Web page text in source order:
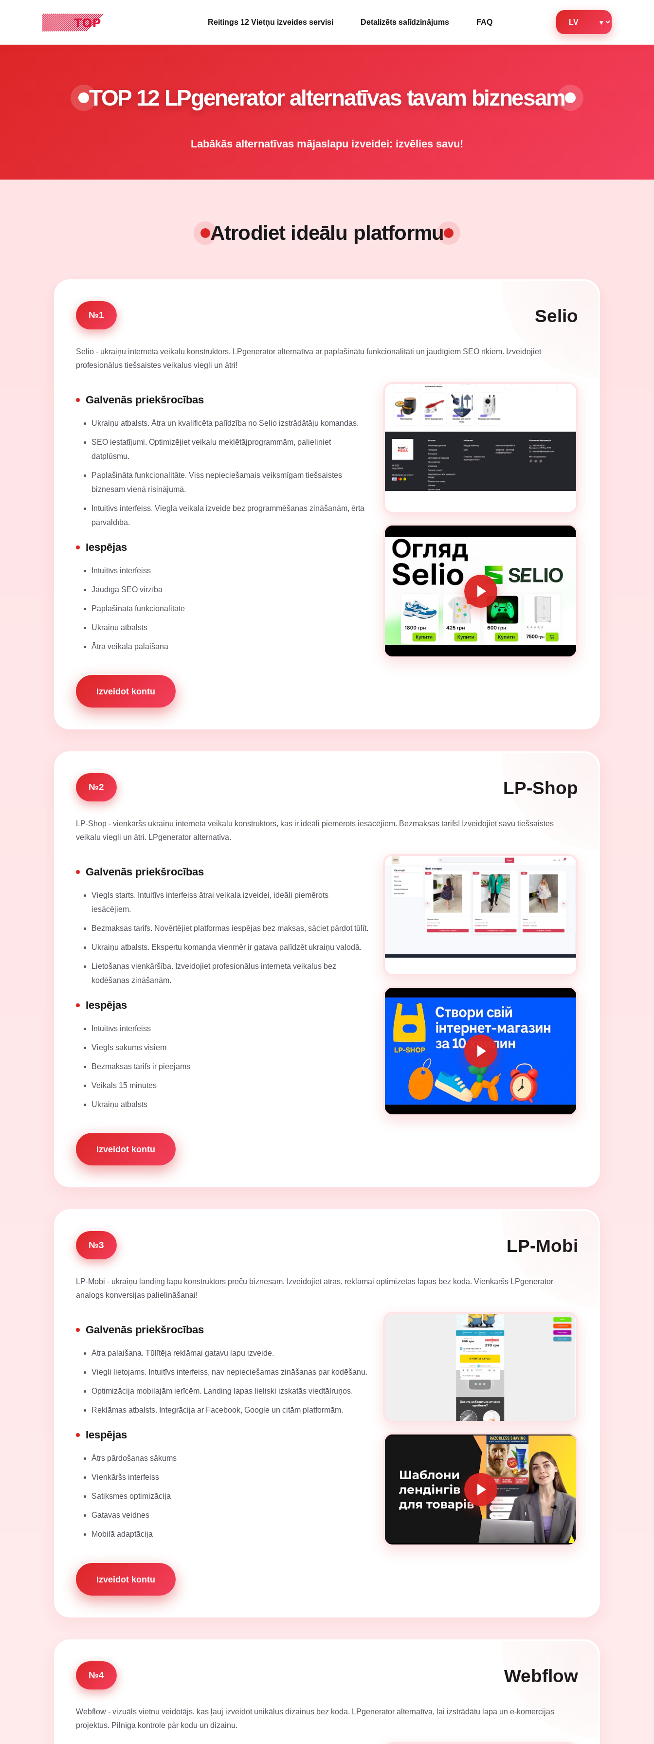
Reitings 12 Vietņu izveides servisi Detalizēts salīdzinājums FAQ
TOP 12 LPgenerator alternatīvas tavam biznesam
Labākās alternatīvas mājaslapu izveidei: izvēlies savu!
Atrodiet ideālu platformu
№1 Selio
Selio - ukraiņu interneta veikalu konstruktors. LPgenerator alternatīva ar paplašinātu funkcionalitāti un jaudīgiem SEO rīkiem. Izveidojiet
profesionālus tiešsaistes veikalus viegli un ātri!
Galvenās priekšrocības
Ukraiņu atbalsts. Ātra un kvalificēta palīdzība no Selio izstrādātāju komandas.
SEO iestatījumi. Optimizējiet veikalu meklētājprogrammām, palieliniet
datplūsmu.
Paplašināta funkcionalitāte. Viss nepieciešamais veiksmīgam tiešsaistes
biznesam vienā risinājumā.
Intuitīvs interfeiss. Viegla veikala izveide bez programmēšanas zināšanām, ērta
pārvaldība.
Iespējas
Intuitīvs interfeiss
Jaudīga SEO virzība
Paplašināta funkcionalitāte
Ukraiņu atbalsts
Ātra veikala palaišana
Izveidot kontu
№2 LP-Shop
LP-Shop - vienkāršs ukraiņu interneta veikalu konstruktors, kas ir ideāli piemērots iesācējiem. Bezmaksas tarifs! Izveidojiet savu tiešsaistes
veikalu viegli un ātri. LPgenerator alternatīva.
Galvenās priekšrocības
Viegls starts. Intuitīvs interfeiss ātrai veikala izveidei, ideāli piemērots
iesācējiem.
Bezmaksas tarifs. Novērtējiet platformas iespējas bez maksas, sāciet pārdot tūlīt.
Ukraiņu atbalsts. Ekspertu komanda vienmēr ir gatava palīdzēt ukraiņu valodā.
Lietošanas vienkāršība. Izveidojiet profesionālus interneta veikalus bez
kodēšanas zināšanām.
Iespējas
Intuitīvs interfeiss
Viegls sākums visiem
Bezmaksas tarifs ir pieejams
Veikals 15 minūtēs
Ukraiņu atbalsts
Izveidot kontu
№3 LP-Mobi
LP-Mobi - ukraiņu landing lapu konstruktors preču biznesam. Izveidojiet ātras, reklāmai optimizētas lapas bez koda. Vienkāršs LPgenerator
analogs konversijas palielināšanai!
Galvenās priekšrocības
Ātra palaišana. Tūlītēja reklāmai gatavu lapu izveide.
Viegli lietojams. Intuitīvs interfeiss, nav nepieciešamas zināšanas par kodēšanu.
Optimizācija mobilajām ierīcēm. Landing lapas lieliski izskatās viedtālruņos.
Reklāmas atbalsts. Integrācija ar Facebook, Google un citām platformām.
Iespējas
Ātrs pārdošanas sākums
Vienkāršs interfeiss
Satiksmes optimizācija
Gatavas veidnes
Mobilā adaptācija
Izveidot kontu
№4 Webflow
Webflow - vizuāls vietņu veidotājs, kas ļauj izveidot unikālus dizainus bez koda. LPgenerator alternatīva, lai izstrādātu lapa un e-komercijas
projektus. Pilnīga kontrole pār kodu un dizainu.